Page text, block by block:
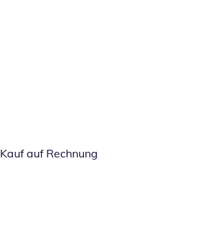
Kauf auf Rechnung